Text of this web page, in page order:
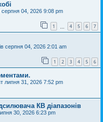
серпня 04, 2026 9:08 pm
1 4 5 6 7
серпня 04, 2026 2:01 am
1 2 3 4 5 6
липня 31, 2026 7:52 pm
КВ діапазонів
30, 2026 6:23 pm